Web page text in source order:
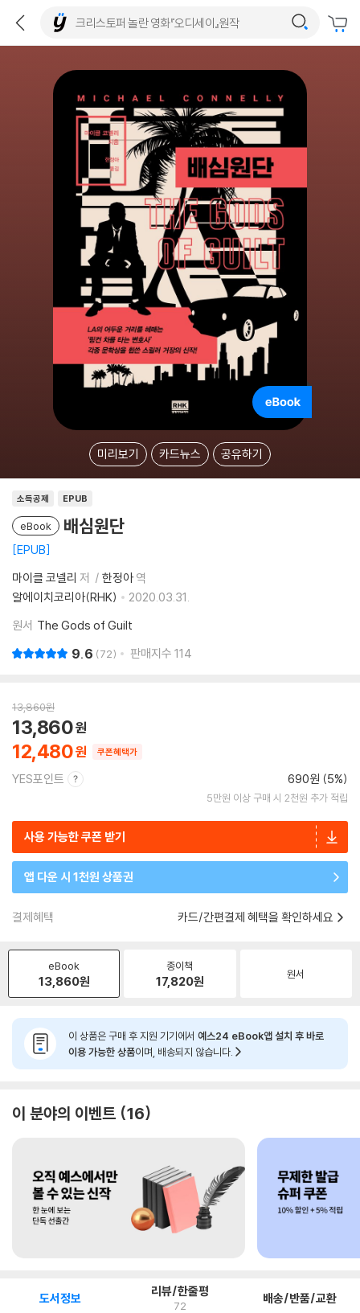
미리보기 카드뉴스 공유하기
소득공제 EPUB
eBook 배심원단
EPUB
마이클 코넬리 저 한정아역
알에이치코리아(RHK)
2020.03.31.
원서 The Gods of Guilt
9.6 72 판매지수 114
13,860원
12,480
13,860
쿠폰혜택가
YES포인트 690원 (5%)
5만원 이상 구매 시 2천원 추가 적립
사용 가능한 쿠폰 받기
앱 다운 시 1천원 상품권
결제혜택 카드/간편결제 혜택을 확인하세요
eBook
13,860원
종이책
17,820원 원서
이 상품은 구매 후 지원 기기에서 예스24 eBook앱 설치 후 바로
이용 가능한 상품이며, 배송되지 않습니다.
이 분야의 이벤트 16
도서정보 리뷰/한줄평
72 배송/반품/교환